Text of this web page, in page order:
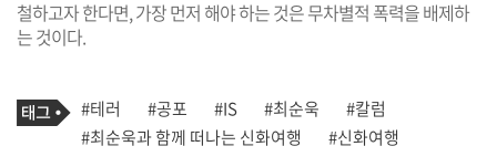
철하고자 한다면, 가장 먼저 해야 하는 것은 무차별적 폭력을 배제하
는 것이다.
기
사
관
련
태
그
#테러 #공포 #IS #최순욱
#칼럼
#최순욱과 함께 떠나는 신화여행
#신화여행